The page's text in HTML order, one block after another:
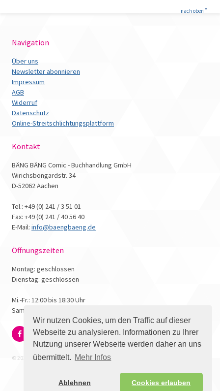
Wir nutzen Cookies, um den Traffic auf dieser
Webseite zu analysieren. Informationen zu Ihrer
Nutzung unserer Webseite werden daher an uns
übermittelt. Mehr Infos
Ablehnen Cookies erlauben
nach oben
Navigation
Über uns
Newsletter abonnieren
Impressum
AGB
Widerruf
Datenschutz
Online-Streitschlichtungsplattform
Kontakt
BÄNG BÄNG Comic - Buchhandlung GmbH
Wirichsbongardstr. 34
D-52062 Aachen
Tel.: +49 (0) 241 / 3 51 01
Fax: +49 (0) 241 / 40 56 40
E-Mail: info@baengbaeng.de
Öffnungszeiten
Montag: geschlossen
Dienstag: geschlossen
Mi.-Fr.: 12:00 bis 18:30 Uhr
Samstag: 10:00 bis 17:00 Uhr
© 2026 - Bäng Bäng Comicbuchhandlung